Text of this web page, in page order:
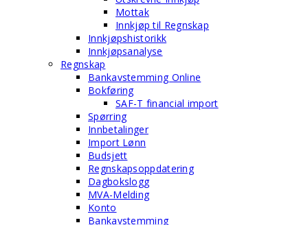
Mottak
Innkjøp til Regnskap
Innkjøpshistorikk
Innkjøpsanalyse
Regnskap
Bankavstemming Online
Bokføring
SAF-T financial import
Spørring
Innbetalinger
Import Lønn
Budsjett
Regnskapsoppdatering
Dagbokslogg
MVA-Melding
Konto
Bankavstemming